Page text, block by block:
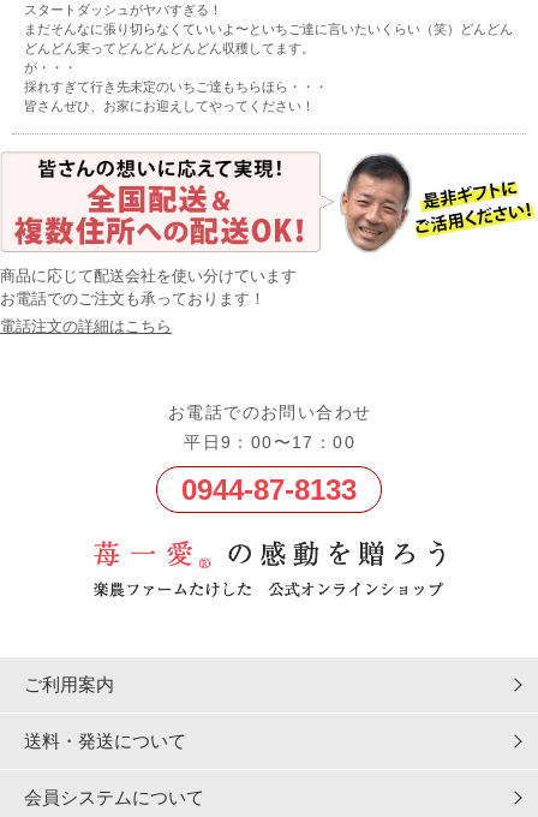
スタートダッシュがヤバすぎる！
まだそんなに張り切らなくていいよ〜といちご達に言いたいくらい（笑）どんどん
どんどん実ってどんどんどんどん収穫してます。
が・・・
採れすぎて行き先未定のいちご達もちらほら・・・
皆さんぜひ、お家にお迎えしてやってください！
【２０２５年シーズン出荷開始！】2025.12.01.
いよいよ本日より生果の出荷が始まりました！
真っ赤でつやつやなあまおうがパックに並ぶといよいよだな〜と感慨深いです。
赤すぎて少し黒光してる様にも見えるくらいバッチリ完熟でお届けします！
商品に応じて配送会社を使い分けています
お電話でのご注文も承っております！
電話注文の詳細はこちら
お電話でのお問い合わせ
平日9：00〜17：00
0944-87-8133
ご利用案内
送料・発送について
会員システムについて